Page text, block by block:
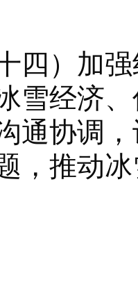
）加强
雪经济
通协调
，推动